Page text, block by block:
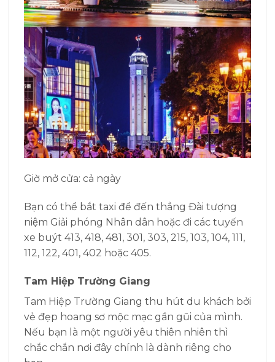
Giờ mở cửa: cả ngày
Bạn có thể bắt taxi để đến thẳng Đài tượng
niệm Giải phóng Nhân dân hoặc đi các tuyến
xe buýt 413, 418, 481, 301, 303, 215, 103, 104, 111,
112, 122, 401, 402 hoặc 405.
Tam Hiệp Trường Giang
Tam Hiệp Trường Giang thu hút du khách bởi
vẻ đẹp hoang sơ mộc mạc gần gũi của mình.
Nếu bạn là một người yêu thiên nhiên thì
chắc chắn nơi đây chính là dành riêng cho